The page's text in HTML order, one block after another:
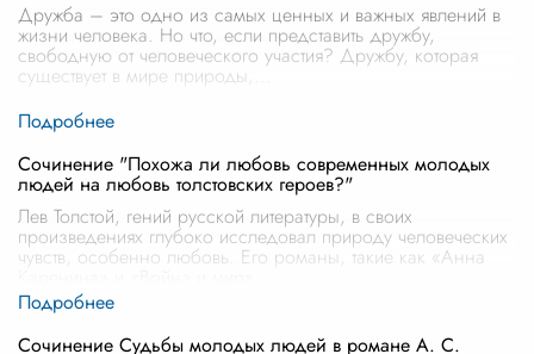
Дружба – это одно из самых ценных и важных явлений в
жизни человека. Но что, если представить дружбу,
свободную от человеческого участия? Дружбу, которая
существует в мире природы,
Сочинение "Похожа ли любовь современных молодых
людей на любовь толстовских героев?"
Лев Толстой, гений русской литературы, в своих
произведениях глубоко исследовал природу человеческих
чувств, особенно любовь. Его романы, такие как «Анна
Сочинение Судьбы молодых людей в романе А. С.